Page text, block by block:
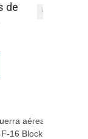
de
0
aérea
16 Block